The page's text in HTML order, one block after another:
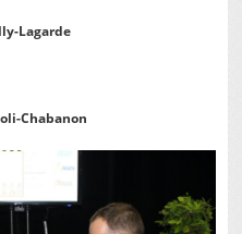
Lagarde
Chabanon